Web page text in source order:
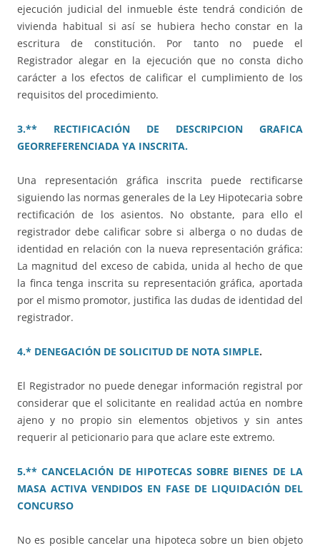
ejecución judicial del inmueble éste tendrá condición de
vivienda habitual si así se hubiera hecho constar en la
escritura de constitución. Por tanto no puede el
Registrador alegar en la ejecución que no consta dicho
carácter a los efectos de calificar el cumplimiento de los
requisitos del procedimiento.
3.** RECTIFICACIÓN DE DESCRIPCION GRAFICA
GEORREFERENCIADA YA INSCRITA.
Una representación gráfica inscrita puede rectificarse
siguiendo las normas generales de la Ley Hipotecaria sobre
rectificación de los asientos. No obstante, para ello el
registrador debe calificar sobre si alberga o no dudas de
identidad en relación con la nueva representación gráfica:
La magnitud del exceso de cabida, unida al hecho de que
la finca tenga inscrita su representación gráfica, aportada
por el mismo promotor, justifica las dudas de identidad del
registrador.
4.* DENEGACIÓN DE SOLICITUD DE NOTA SIMPLE.
El Registrador no puede denegar información registral por
considerar que el solicitante en realidad actúa en nombre
ajeno y no propio sin elementos objetivos y sin antes
requerir al peticionario para que aclare este extremo.
5.** CANCELACIÓN DE HIPOTECAS SOBRE BIENES DE LA
MASA ACTIVA VENDIDOS EN FASE DE LIQUIDACIÓN DEL
CONCURSO
No es posible cancelar una hipoteca sobre un bien objeto